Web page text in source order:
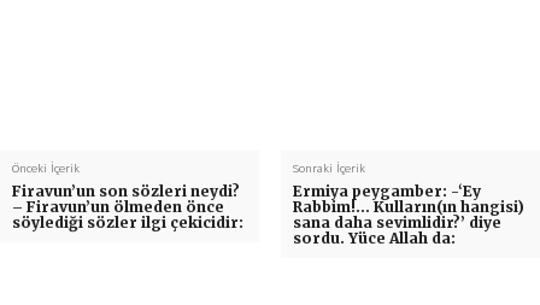
Önceki İçerik
Firavun’un son sözleri neydi?
– Firavun’un ölmeden önce
söylediği sözler ilgi çekicidir:
Sonraki İçerik
Ermiya peygamber: -‘Ey
Rabbim!… Kulların(ın hangisi)
sana daha sevimlidir?’ diye
sordu. Yüce Allah da: